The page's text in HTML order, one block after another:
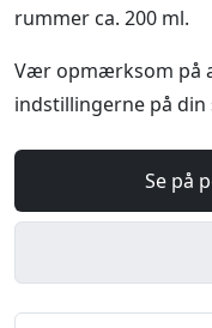
rummer ca. 200 ml.
Vær opmærksom på
indstillingerne på
Se på